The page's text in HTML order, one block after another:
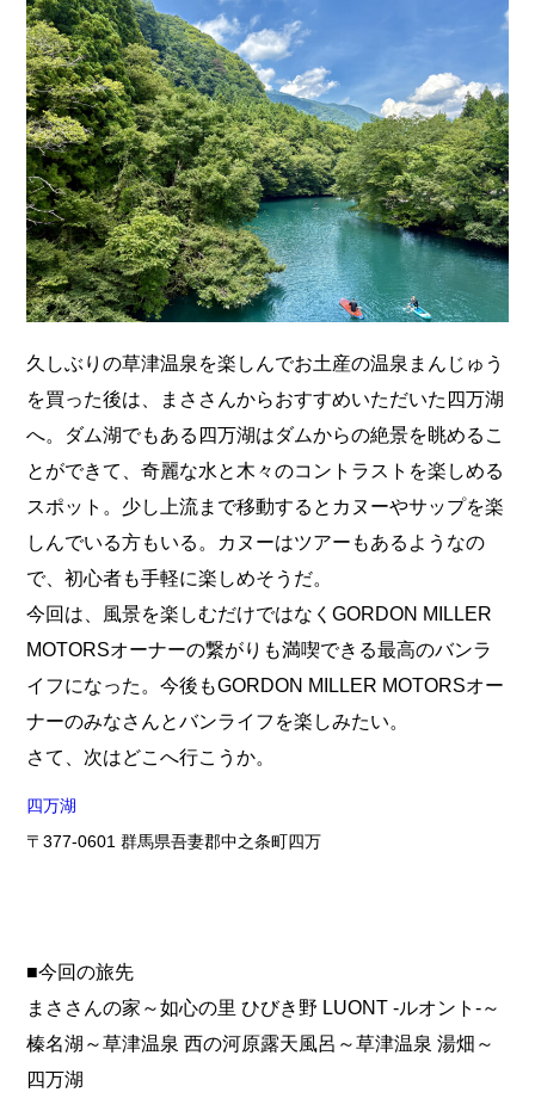
久しぶりの草津温泉を楽しんでお土産の温泉まんじゅう
を買った後は、まささんからおすすめいただいた四万湖
へ。ダム湖でもある四万湖はダムからの絶景を眺めるこ
とができて、奇麗な水と木々のコントラストを楽しめる
スポット。少し上流まで移動するとカヌーやサップを楽
しんでいる方もいる。カヌーはツアーもあるようなの
で、初心者も手軽に楽しめそうだ。
今回は、風景を楽しむだけではなくGORDON MILLER
MOTORSオーナーの繋がりも満喫できる最高のバンラ
イフになった。今後もGORDON MILLER MOTORSオー
ナーのみなさんとバンライフを楽しみたい。
さて、次はどこへ行こうか。
四万湖
〒377-0601 群馬県吾妻郡中之条町四万
■今回の旅先
まささんの家～如心の里 ひびき野 LUONT -ルオント-～
榛名湖～草津温泉 西の河原露天風呂～草津温泉 湯畑～
四万湖